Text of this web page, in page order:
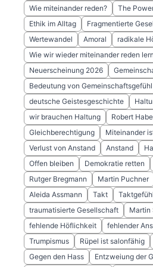
Wie miteinander reden?
The
Ethik im Alltag
Fragmentierte
Wertewandel
Amoral
radikale
Wie wir wieder miteinander reden
Neuerscheinung 2026
Bedeutung von Gemeinschaftsgefühl
deutsche Geistesgeschichte
wir brauchen Haltung
Robert
Gleichberechtigung
Miteinander
Verlust von Anstand
Anstand
Offen bleiben
Demokratie retten
Rutger Bregmann
Martin Puchner
Aleida Assmann
Takt
Taktgefühl
traumatisierte Gesellschaft
Martin
fehlende Höflichkeit
fehlender
Trumpismus
Rüpel ist salonfähig
Gegen den Hass
Entzweiung der